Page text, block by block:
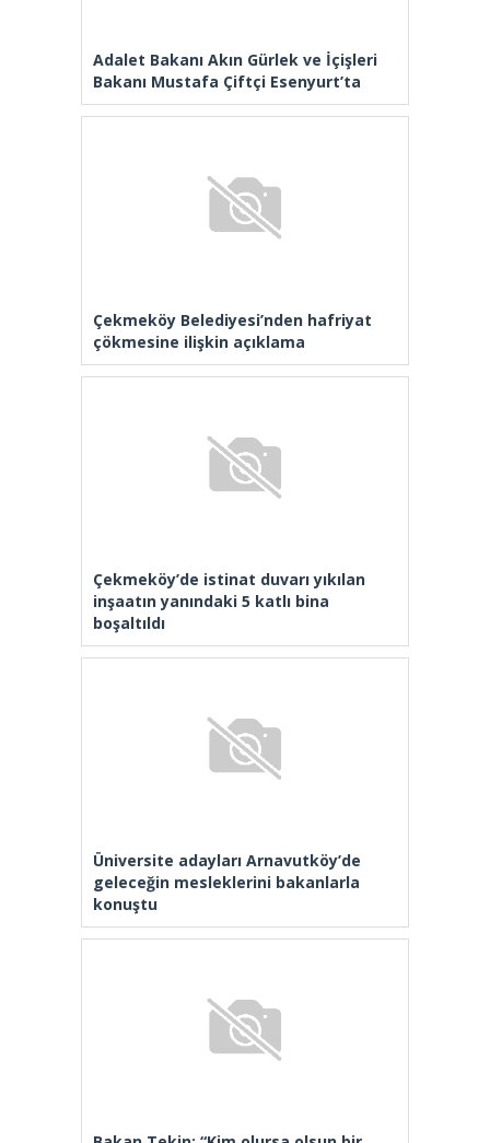
Adalet Bakanı Akın Gürlek ve İçişleri
Bakanı Mustafa Çiftçi Esenyurt’ta
Çekmeköy Belediyesi’nden hafriyat
çökmesine ilişkin açıklama
Çekmeköy’de istinat duvarı yıkılan
inşaatın yanındaki 5 katlı bina
boşaltıldı
Üniversite adayları Arnavutköy’de
geleceğin mesleklerini bakanlarla
konuştu